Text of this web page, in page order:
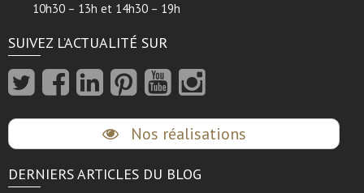
10h30 – 13h et 14h30 – 19h
SUIVEZ L’ACTUALITÉ SUR
Nos réalisations
DERNIERS ARTICLES DU BLOG